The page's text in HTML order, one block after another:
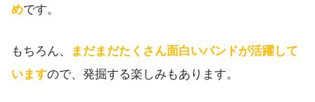
めです。
もちろん、
まだまだたくさん面白いバンドが活躍して
いますので、発掘する楽しみもあります。